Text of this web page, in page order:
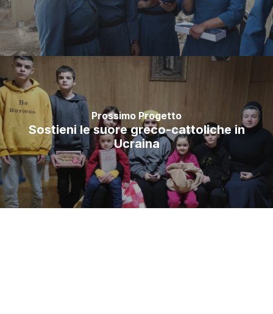
Prossimo Progetto
Sostieni le suore greco-cattoliche in
Ucraina